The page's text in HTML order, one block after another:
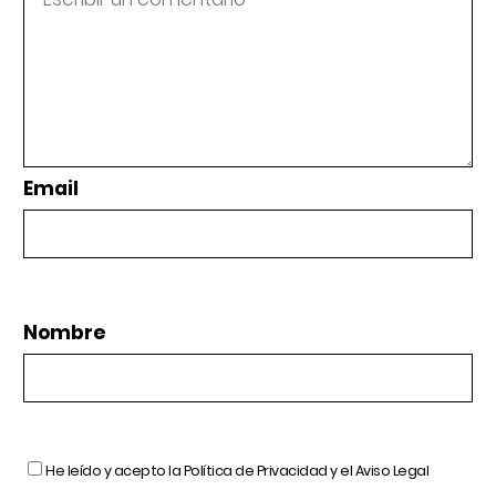
Email
Nombre
He leído y acepto laPolítica de Privacidady elAviso Legal